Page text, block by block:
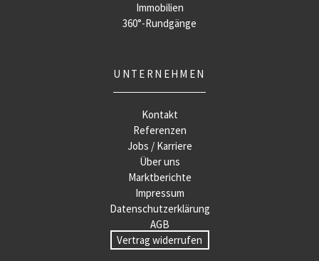
Immobilien
360°-Rundgänge
UNTERNEHMEN
Kontakt
Referenzen
Jobs / Karriere
Über uns
Marktberichte
Impressum
Datenschutzerklärung
AGB
Vertrag widerrufen